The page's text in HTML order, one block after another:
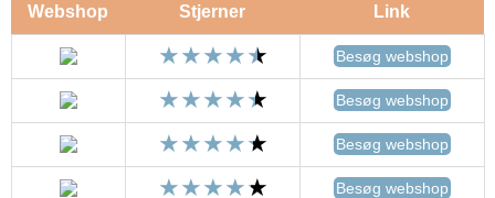
Webshop Stjerner Link
Besøg webshop
Besøg webshop
Besøg webshop
Besøg webshop